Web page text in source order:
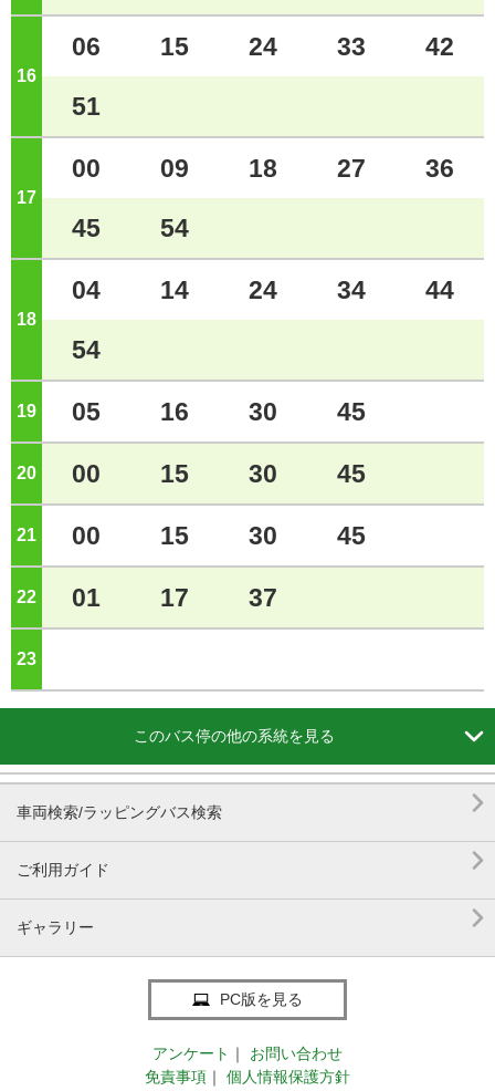
16 ジ
06 15 24 33 42
51
17 ジ
00 09 18 27 36
45 54
18 ジ
04 14 24 34 44
54
19 05 16 30 45
20 00 15 30 45
21 00 15 30 45
22 01 17 37
23
このバス停の他の系統を見る 
車両検索/ラッピングバス検索 
ご利用ガイド 
ギャラリー 
PC版を見る
アンケート ｜
お問い合わせ
免責事項 ｜ 個人情報保護方針